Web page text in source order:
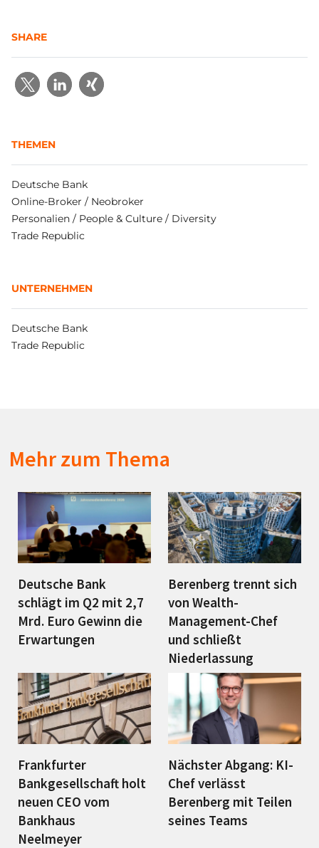
SHARE
THEMEN
Deutsche Bank
Online-Broker / Neobroker
Personalien / People & Culture / Diversity
Trade Republic
UNTERNEHMEN
Deutsche Bank
Trade Republic
Mehr zum Thema
Deutsche Bank
schlägt im Q2 mit 2,7
Mrd. Euro Gewinn die
Erwartungen
Berenberg trennt sich
von Wealth-
Management-Chef
und schließt
Niederlassung
Frankfurter
Bankgesellschaft holt
neuen CEO vom
Bankhaus
Neelmeyer
Nächster Abgang: KI-
Chef verlässt
Berenberg mit Teilen
seines Teams